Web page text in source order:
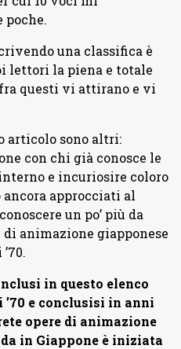
poche.
una classifica è
lettori la piena e totale
questi vi attirano e vi
articolo sono altri:
con chi già conosce le
e incuriosire coloro
approcciati al
un po’ più da
animazione giapponese
in questo elenco
e conclusisi in anni
opere di animazione
in Giappone è iniziata